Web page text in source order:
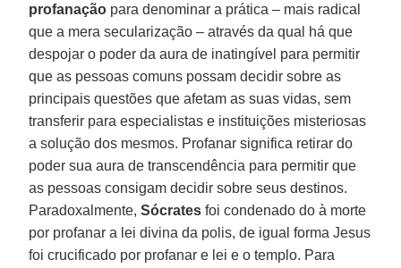
profanação para denominar a prática – mais radical
que a mera secularização – através da qual há que
despojar o poder da aura de inatingível para permitir
que as pessoas comuns possam decidir sobre as
principais questões que afetam as suas vidas, sem
transferir para especialistas e instituições misteriosas
a solução dos mesmos. Profanar significa retirar do
poder sua aura de transcendência para permitir que
as pessoas consigam decidir sobre seus destinos.
Paradoxalmente,Sócrates foi condenado do à morte
por profanar a lei divina da polis, de igual forma Jesus
foi crucificado por profanar e lei e o templo. Para